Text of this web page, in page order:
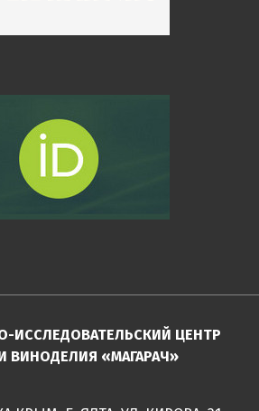
ИССЛЕДОВАТЕЛЬСКИЙ ЦЕНТР
ВИНОДЕЛИЯ «МАГАРАЧ»